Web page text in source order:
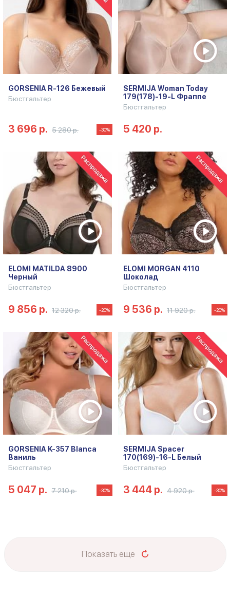
GORSENIA R-126 Бежевый
Бюстгальтер
3 696 р. 5 280 р. -30%
SERMIJA Woman Today
179(178)-19-L Фраппе
Бюстгальтер
5 420 р.
ELOMI MATILDA 8900
Черный
Бюстгальтер
9 856 р. 12 320 р. -20%
ELOMI MORGAN 4110
Шоколад
Бюстгальтер
9 536 р. 11 920 р. -20%
GORSENIA K-357 Blanca
Ваниль
Бюстгальтер
5 047 р. 7 210 р. -30%
SERMIJA Spacer
170(169)-16-L Белый
Бюстгальтер
3 444 р. 4 920 р. -30%
Показать еще